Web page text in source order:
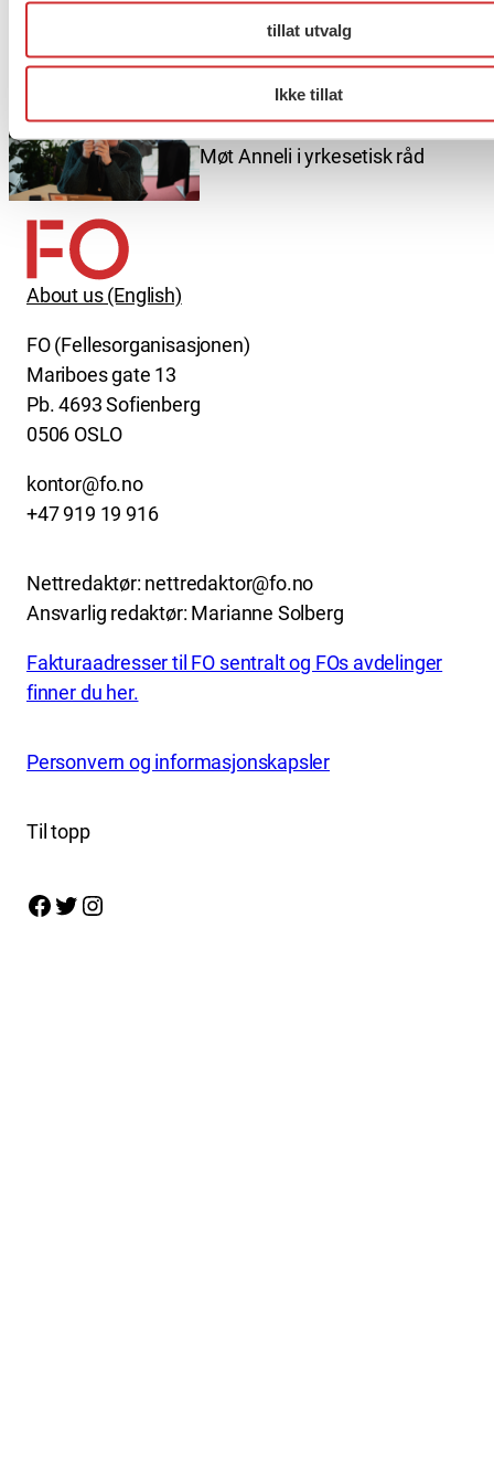
tillat utvalg
Ikke tillat
Er du berørt av brannen i
Drammen?
Møt Anneli i yrkesetisk råd
About us (English)
FO (Fellesorganisasjonen)
Mariboes gate 13
Pb. 4693 Sofienberg
0506 OSLO
kontor@fo.no
+47 919 19 916
Nettredaktør: nettredaktor@fo.no
Ansvarlig redaktør: Marianne Solberg
Fakturaadresser til FO sentralt og FOs avdelinger
finner du her.
Personvern og informasjonskapsler
Til topp
Facebook Twitter Instagram